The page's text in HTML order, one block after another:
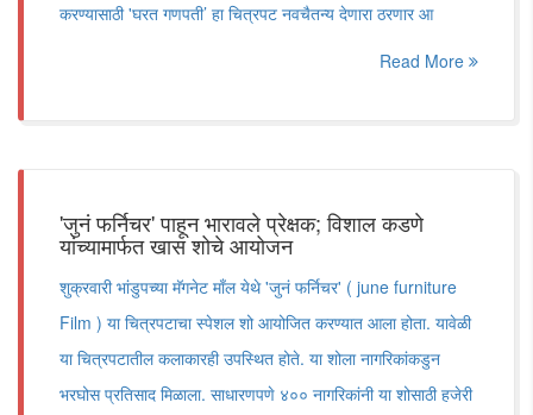
करण्यासाठी 'घरत गणपती’ हा चित्रपट नवचैतन्य देणारा ठरणार आ
Read More
'जुनं फर्निचर' पाहून भारावले प्रेक्षक; विशाल कडणे
यांच्यामार्फत खास शोचे आयोजन
शुक्रवारी भांडुपच्या मॅगनेट माँल येथे 'जुनं फर्निचर' ( june furniture
Film ) या चित्रपटाचा स्पेशल शो आयोजित करण्यात आला होता. यावेळी
या चित्रपटातील कलाकारही उपस्थित होते. या शोला नागरिकांकडुन
भरघोस प्रतिसाद मिळाला. साधारणपणे ४०० नागरिकांनी या शोसाठी हजेरी